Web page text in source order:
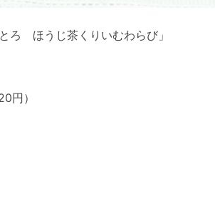
ろ ほうじ茶くりいむわらび」
円）